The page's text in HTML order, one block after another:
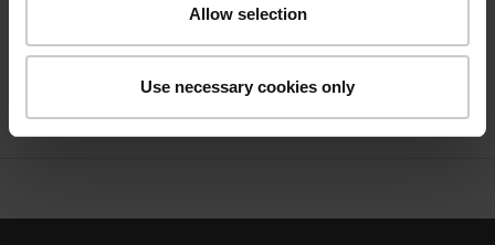
Allow selection
Use necessary cookies only
* = Pflichtfeld